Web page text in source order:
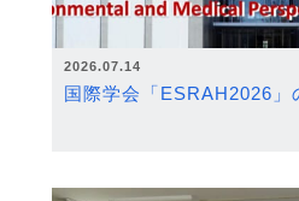
2026.07.14
国際学会「ESRAH2026」